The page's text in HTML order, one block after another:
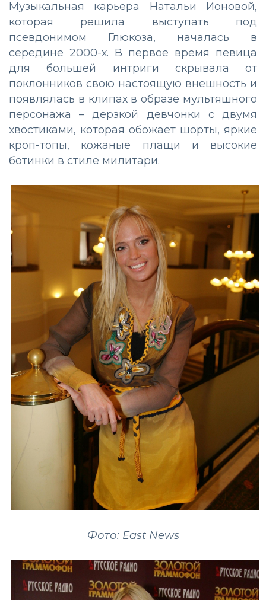
Музыкальная карьера Натальи Ионовой,
которая решила выступать под
псевдонимом Глюкоза, началась в
середине 2000-х. В первое время певица
для большей интриги скрывала от
поклонников свою настоящую внешность и
появлялась в клипах в образе мультяшного
персонажа – дерзкой девчонки с двумя
хвостиками, которая обожает шорты, яркие
кроп-топы, кожаные плащи и высокие
ботинки в стиле милитари.
Фото: East News